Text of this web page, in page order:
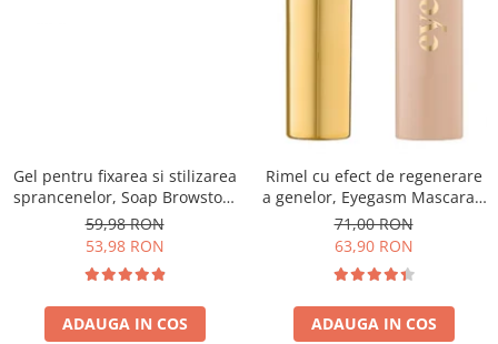
Gel pentru fixarea si stilizarea
sprancenelor, Soap Browstory
- 8g
59,98 RON
53,98 RON
ADAUGA IN COS
Rimel cu efect de regenerare
a genelor, Eyegasm Mascara -
8ml
71,00 RON
63,90 RON
ADAUGA IN COS